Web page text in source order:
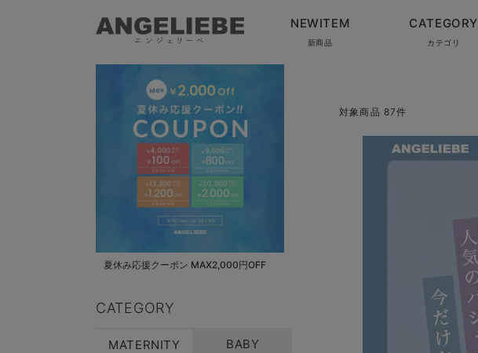
NEWITEM
新商品
CATEGORY
カテゴリ
夏休み応援クーポン MAX2,000円OFF
CATEGORY
MATERNITY BABY
対象商品 87件